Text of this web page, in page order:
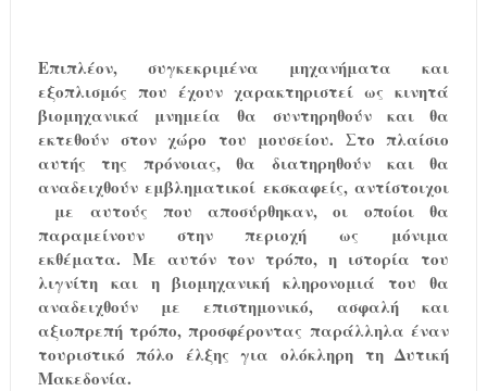
Επιπλέον, συγκεκριμένα μηχανήματα και
εξοπλισμός που έχουν χαρακτηριστεί ως κινητά
βιομηχανικά μνημεία
θα συντηρηθούν και θα
εκτεθούν στον χώρο του μουσείου. Στο πλαίσιο
αυτής της πρόνοιας, θα διατηρηθούν και θα
αναδειχθούν εμβληματικοί εκσκαφείς, αντίστοιχοι
με αυτούς που αποσύρθηκαν, οι οποίοι θα
παραμείνουν στην περιοχή ως μόνιμα
εκθέματα. Με αυτόν τον τρόπο, η ιστορία του
λιγνίτη και η βιομηχανική κληρονομιά του θα
αναδειχθούν με επιστημονικό, ασφαλή και
αξιοπρεπή τρόπο, προσφέροντας παράλληλα έναν
τουριστικό πόλο έλξης για ολόκληρη τη Δυτική
Μακεδονία.